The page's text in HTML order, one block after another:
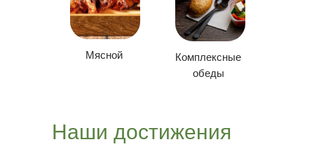
Мясной
Комплексные
обеды
Наши достижения